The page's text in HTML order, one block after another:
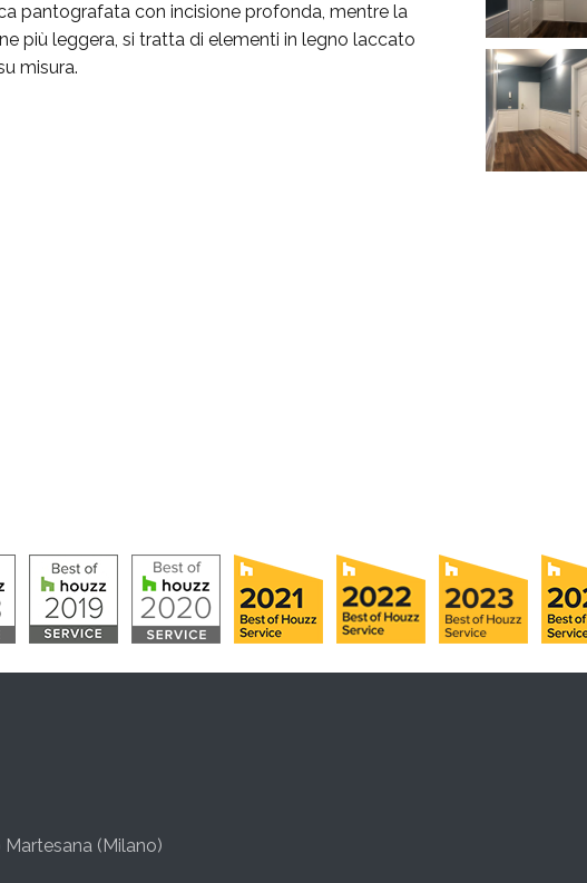
pantografata con incisione profonda, mentre la
più leggera, si tratta di elementi in legno laccato
misura.
(Milano)